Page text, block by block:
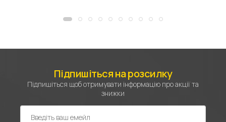
Підпишіться на розсилку
Підпишіться щоб отримувати інформацію про акції та
знижки